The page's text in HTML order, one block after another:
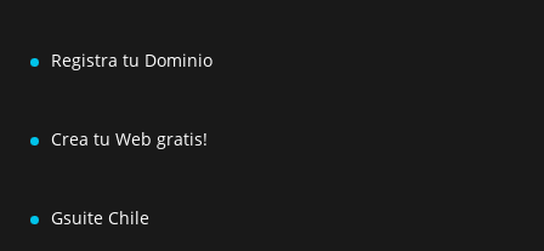
Registra tu Dominio
Crea tu Web gratis!
Gsuite Chile